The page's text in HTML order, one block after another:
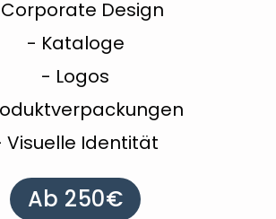
Design
- Kataloge
- Logos
Visuelle Identität
Ab 250€